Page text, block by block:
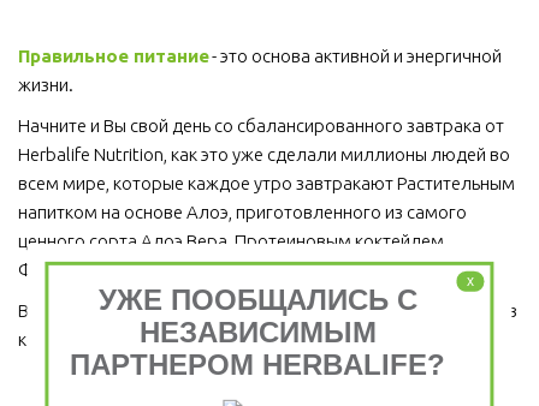
Правильное питание - это основа активной и энергичной
жизни.
Начните и Вы свой день со сбалансированного завтрака от
Herbalife Nutrition, как это уже сделали миллионы людей во
всем мире, которые каждое утро завтракают Растительным
напитком на основе Алоэ, приготовленного из самого
ценного сорта Алоэ Вера, Протеиновым коктейлем
Формула 1 и Травяным тонизирующим напитком (чай).
Ведь завтрак является важным приемом пищи, который ни в
коем случае пропускать нельзя!
x
УЖЕ ПООБЩАЛИСЬ С
НЕЗАВИСИМЫМ
ПАРТНЕРОМ HERBALIFE?